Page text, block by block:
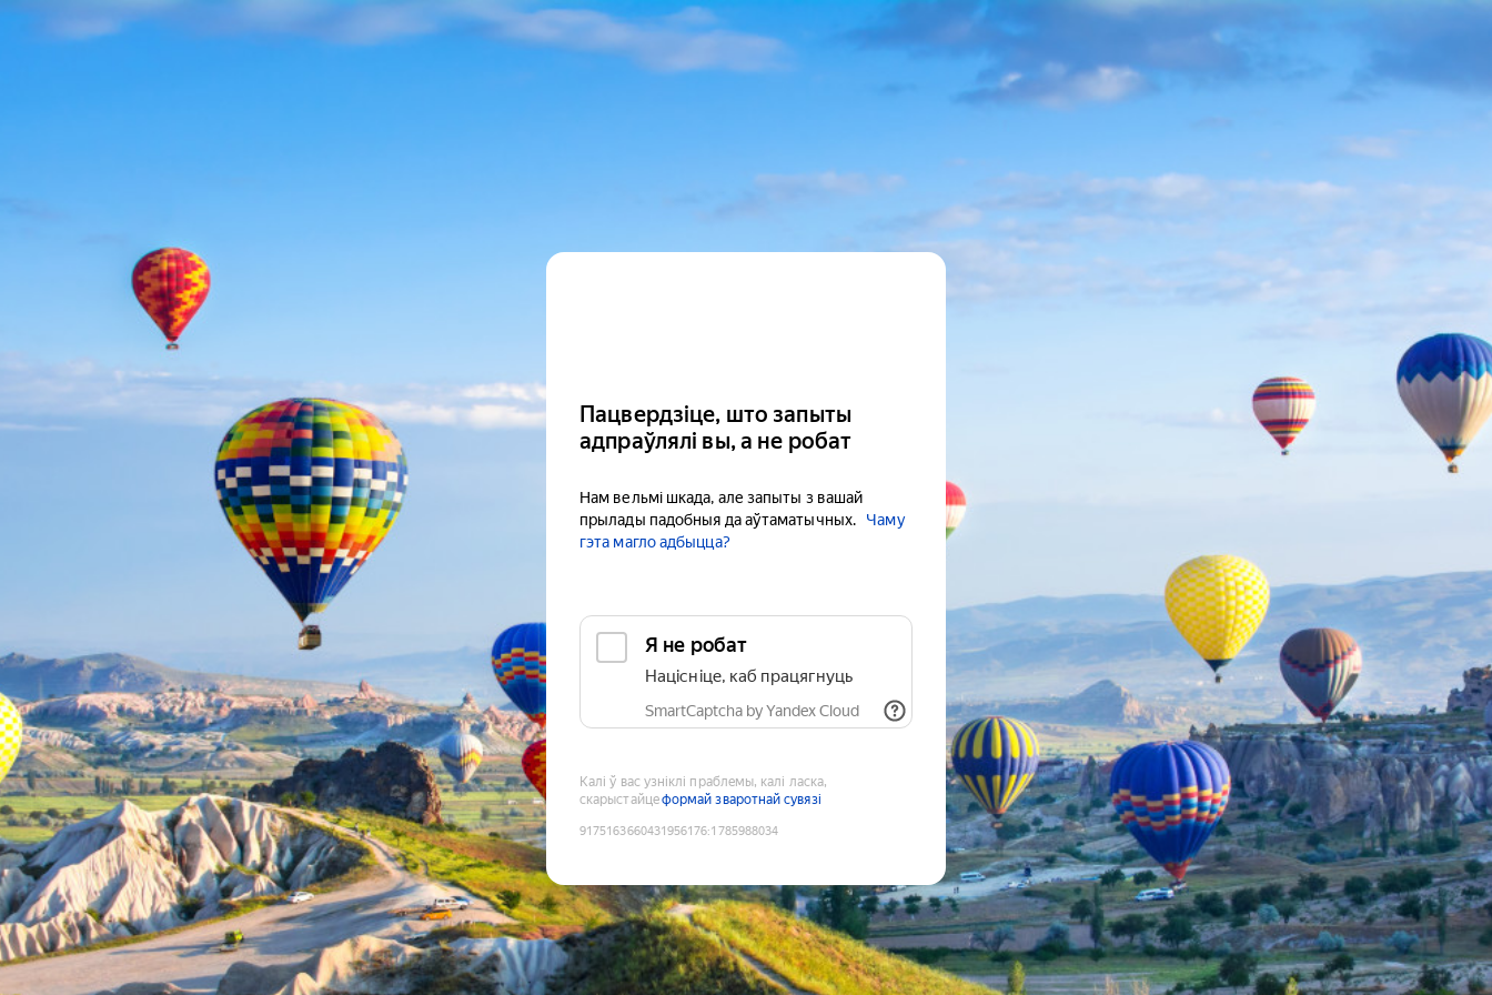
Пацвердзіце, што запыты
адпраўлялі вы, а не робат
Нам вельмі шкада, але запыты з вашай
прылады падобныя да аўтаматычных.
Чаму
гэта магло адбыцца?
Я не робат
Націсніце, каб працягнуць
SmartCaptcha by Yandex Cloud
Калі ў вас узніклі праблемы, калі ласка,
скарыстайцеформай зваротнай сувязі
9175163660431956176:1785988034